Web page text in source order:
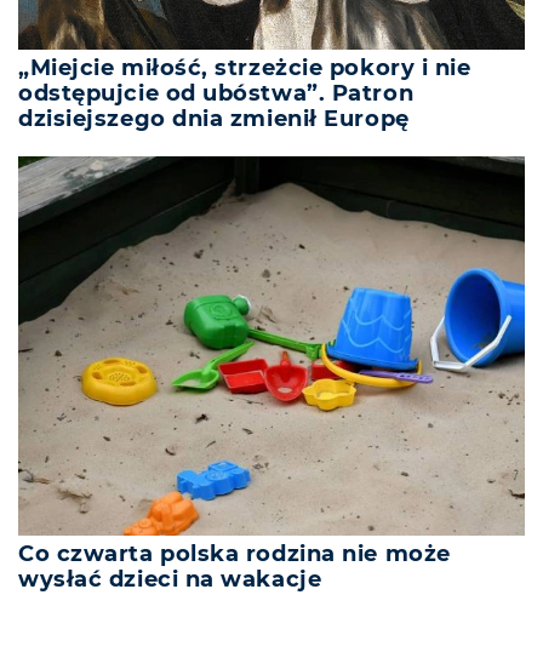
„Miejcie miłość, strzeżcie pokory i nie
odstępujcie od ubóstwa”. Patron
dzisiejszego dnia zmienił Europę
Co czwarta polska rodzina nie może
wysłać dzieci na wakacje